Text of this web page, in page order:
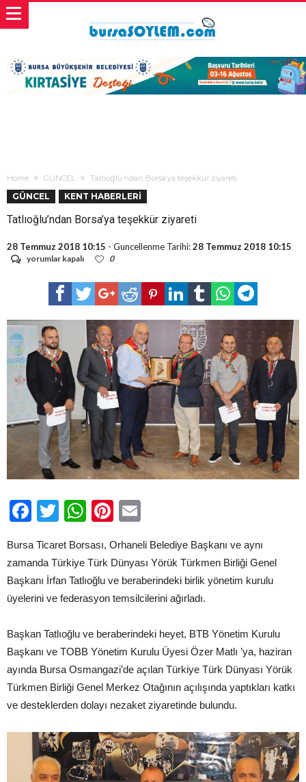
Home GÜNCEL Tatlıoğlu’ndan Borsa’ya teşekkür ziyareti
GÜNCEL KENT HABERLERİ
Tatlıoğlu’ndan Borsa’ya teşekkür ziyareti
28 Temmuz 2018 10:15 - Guncellenme Tarihi:28 Temmuz 2018 10:15
Tatlıoğlu’ndan
teşekkür
yorumlar kapalı 0
Facebook
TwitterWhatsApp
Pinterest
Bursa Ticaret Borsası, Orhaneli Belediye Başkanı ve aynı
zamanda Türkiye Türk Dünyası Yörük Türkmen Birliği Genel
Başkanı İrfan Tatlıoğlu ve beraberindeki birlik yönetim kurulu
üyelerini ve federasyon temsilcilerini ağırladı.
Başkan Tatlıoğlu ve beraberindeki heyet, BTB Yönetim Kurulu
Başkanı ve TOBB Yönetim Kurulu Üyesi Özer Matlı ’ya, haziran
ayında Bursa Osmangazi’de açılan Türkiye Türk Dünyası Yörük
Türkmen Birliği Genel Merkez Otağının açılışında yaptıkları katkı
ve desteklerden dolayı nezaket ziyaretinde bulundu.